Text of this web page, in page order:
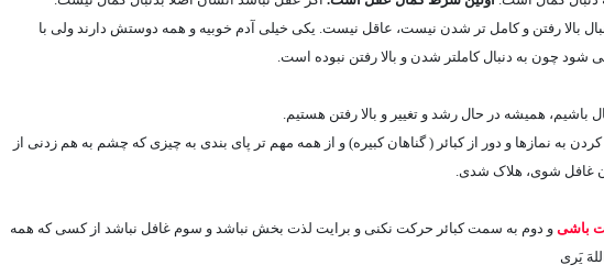
بالا رفتن و کامل تر شدن نیست، عاقل نیست. یکی خیلی آدم خوبیه و همه دوستش دارند ولی با
چون به دنبال کاملتر شدن و بالا رفتن نبوده است.
باشیم، همیشه در حال رشد و تغییر و بالا رفتن هستیم.
به نمازها و دور از کبائر ( گناهان کبیره) و از همه مهم تر پای بندی به چیزی که چشم به هم زدنی از
غافل شوی، هلاک شدی.
باشی و دوم به سمت کبائر حرکت نکنی و برایت لذت بخش نباشد و سوم غافل نباشد از کسی که همه
یَری